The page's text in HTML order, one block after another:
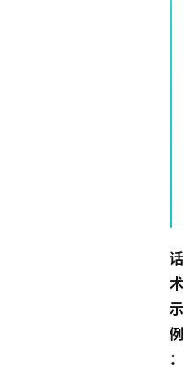
话
术
示
例
：